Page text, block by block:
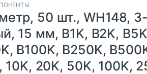
50 шт., WH148, 3-
15 мм, B1K, B2K,
B100K, B250K,
10K, 20K, 50K, 100K,